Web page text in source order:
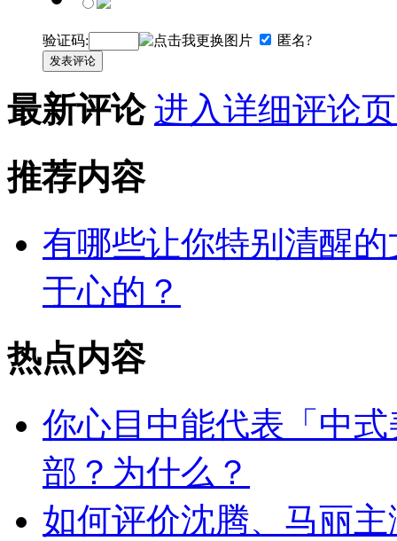
验证码: 匿名?
发表评论
最新评论 进入详细评论
推荐内容
有哪些让你特别清醒
于心的？
热点内容
你心目中能代表「中
部？为什么？
如何评价沈腾、马丽